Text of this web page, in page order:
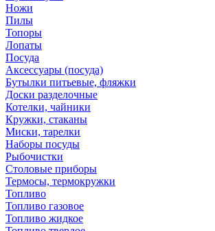
Ножи
Пилы
Топоры
Лопаты
Посуда
Аксессуары (посуда)
Бутылки питьевые, фляжки
Доски разделочные
Котелки, чайники
Кружки, стаканы
Миски, тарелки
Наборы посуды
Рыбочистки
Столовые приборы
Термосы, термокружки
Топливо
Топливо газовое
Топливо жидкое